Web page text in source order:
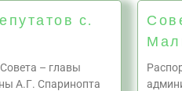
с.
– главы
А.Г. Спаринопта